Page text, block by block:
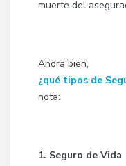
muerte del
Ahora bien,
¿qué tipos de
nota:
1. Seguro de Vida